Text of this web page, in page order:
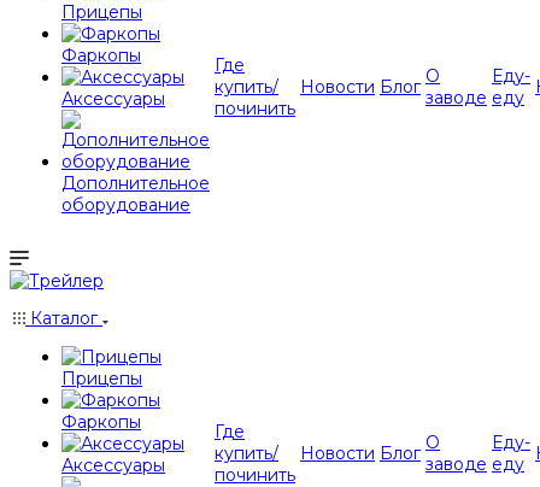
Прицепы
Фаркопы
Аксессуары
Дополнительное
оборудование
Где
купить/
починить
Новости Блог О
заводе
Еду-
еду
Каталог
Прицепы
Фаркопы
Аксессуары
Где
купить/
починить
Новости Блог О
заводе
Еду-
еду